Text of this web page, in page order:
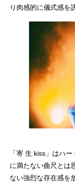
り肉感的に儀式感を
「寄 生 kiss」はハ
に満たない曲尺とは
ない強烈な存在感を